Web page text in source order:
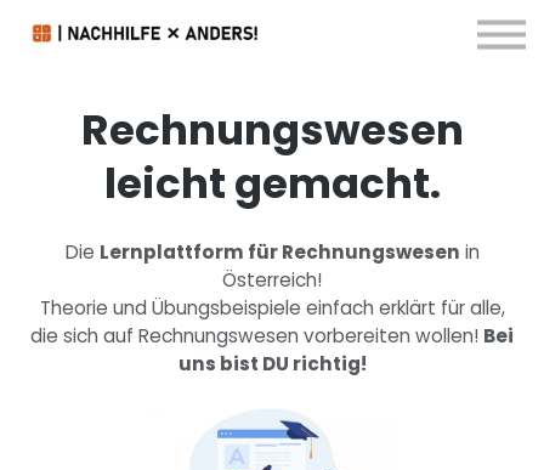
Kontakt & FAQ
Anmelden
Rechnungswesen
leicht gemacht.
Die Lernplattform für Rechnungswesen in
Österreich!
Theorie und Übungsbeispiele einfach erklärt für alle,
die sich auf Rechnungswesen vorbereiten wollen! Bei
uns bist DU richtig!